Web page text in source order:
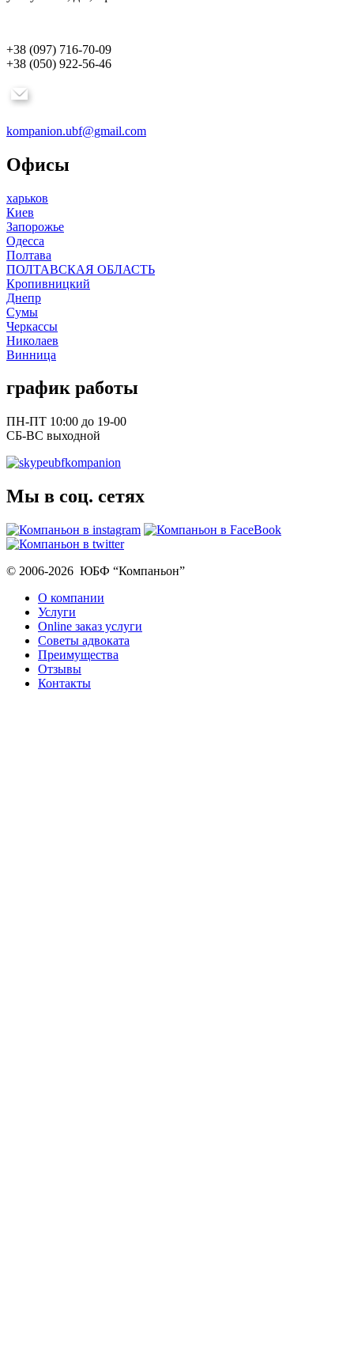
+38 (097) 716-70-09
+38 (050) 922-56-46
kompanion.ubf@gmail.com
Офисы
харьков
Киев
Запорожье
Одесса
Полтава
ПОЛТАВСКАЯ ОБЛАСТЬ
Кропивницкий
Днепр
Сумы
Черкассы
Николаев
Винница
график работы
ПН-ПТ 10:00 до 19-00
СБ-ВС выходной
ubfkompanion
Мы в соц. сетях
© 2006-2026 ЮБФ “Компаньон”
О компании
Услуги
Online заказ услуги
Советы адвоката
Преимущества
Отзывы
Контакты